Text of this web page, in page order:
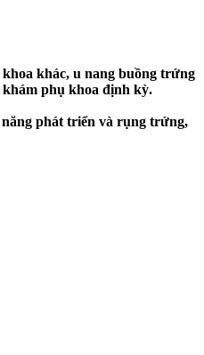
khác, u nang buồng trứng
phụ khoa định kỳ.
phát triển và rụng trứng,